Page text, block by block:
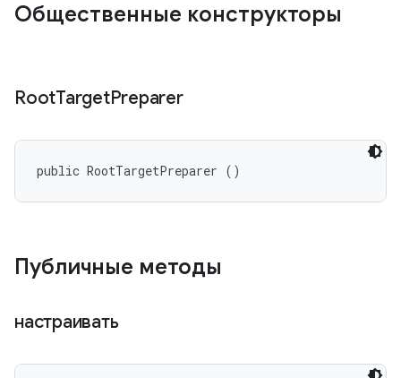
Общественные конструкторы
RootTargetPreparer
public RootTargetPreparer ()
Публичные методы
настраивать